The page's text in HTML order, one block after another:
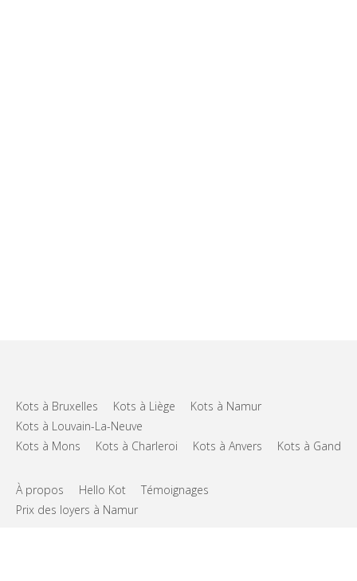
Kots à Bruxelles Kots à Liège
Kots à Namur
Kots à Louvain-La-Neuve
Kots à Mons
Kots à Charleroi Kots à Anvers Kots à Gand
À propos Hello Kot
Témoignages
Prix des loyers à Namur